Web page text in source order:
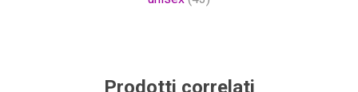
Prodotti correlati